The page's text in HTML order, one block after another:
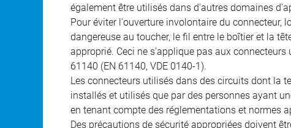
également être utilisés dans d'autres domaines
Pour éviter l'ouverture involontaire du
dangereuse au toucher, le fil entre le boîtier et la
approprié. Ceci ne s'applique pas aux connecteurs
61140 (EN 61140, VDE 0140-1).
Les connecteurs utilisés dans des circuits dont la
installés et utilisés que par des personnes ayant
en tenant compte des réglementations et normes
Des précautions de sécurité appropriées doivent